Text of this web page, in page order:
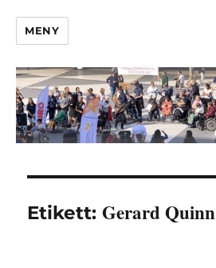
MENY
Etikett:Gerard Quinn